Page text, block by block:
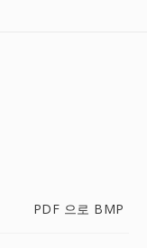
PDF 으로 BMP